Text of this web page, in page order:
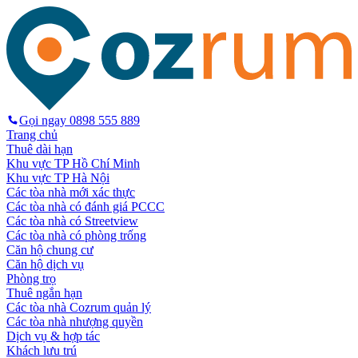
Gọi ngay 0898 555 889
Trang chủ
Thuê dài hạn
Khu vực TP Hồ Chí Minh
Khu vực TP Hà Nội
Các tòa nhà mới xác thực
Các tòa nhà có đánh giá PCCC
Các tòa nhà có Streetview
Các tòa nhà có phòng trống
Căn hộ chung cư
Căn hộ dịch vụ
Phòng trọ
Thuê ngắn hạn
Các tòa nhà Cozrum quản lý
Các tòa nhà nhượng quyền
Dịch vụ & hợp tác
Khách lưu trú